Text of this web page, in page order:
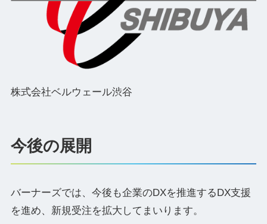
株式会社ベルウェール渋谷
今後の展開
バーナーズでは、今後も企業のDXを推進するDX支援
を進め、新規受注を拡大してまいります。